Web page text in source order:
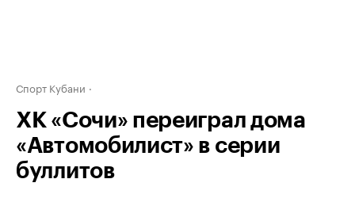
Спорт Кубани
ХК «Сочи» переиграл дома
«Автомобилист» в серии
буллитов